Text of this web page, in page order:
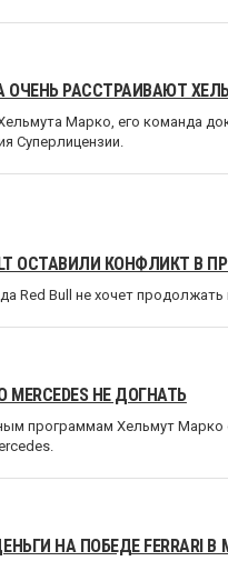
ОЧЕНЬ РАССТРАИВАЮТ
Марко, его команда
Суперлицензии.
ОСТАВИЛИ КОНФЛИКТ В
Red Bull не хочет
НЕ ДОГНАТЬ
программам Хельмут Марко
НА ПОБЕДЕ FERRARI